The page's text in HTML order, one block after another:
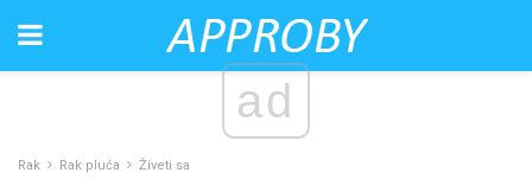
ad
Rak Rak pluća Živeti sa